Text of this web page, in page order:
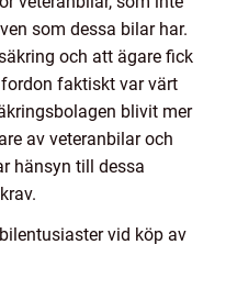
som dessa bilar har.
och att ägare fick
faktiskt var värt
blivit mer
av veteranbilar och
hänsyn till dessa
vid köp av